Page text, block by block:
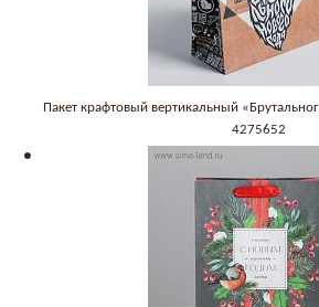
Пакет крафтовый вертикальный
4275652